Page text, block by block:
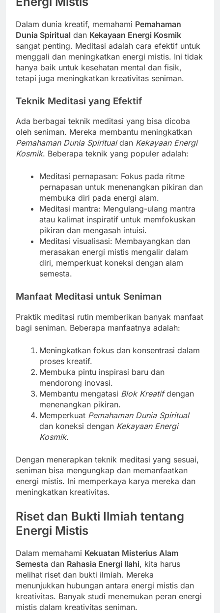
Dalam dunia kreatif, memahami Pemahaman
Dunia Spiritual dan Kekayaan Energi Kosmik
sangat penting. Meditasi adalah cara efektif untuk
menggali dan meningkatkan energi mistis. Ini tidak
hanya baik untuk kesehatan mental dan fisik,
tetapi juga meningkatkan kreativitas seniman.
Teknik Meditasi yang Efektif
Ada berbagai teknik meditasi yang bisa dicoba
oleh seniman. Mereka membantu meningkatkan
Pemahaman Dunia Spiritualdan Kekayaan Energi
Kosmik. Beberapa teknik yang populer adalah:
Meditasi pernapasan: Fokus pada ritme
pernapasan untuk menenangkan pikiran dan
membuka diri pada energi alam.
Meditasi mantra: Mengulang-ulang mantra
atau kalimat inspiratif untuk memfokuskan
pikiran dan mengasah intuisi.
Meditasi visualisasi: Membayangkan dan
merasakan energi mistis mengalir dalam
diri, memperkuat koneksi dengan alam
semesta.
Manfaat Meditasi untuk Seniman
Praktik meditasi rutin memberikan banyak manfaat
bagi seniman. Beberapa manfaatnya adalah:
Meningkatkan fokus dan konsentrasi dalam
proses kreatif.
Membuka pintu inspirasi baru dan
mendorong inovasi.
Membantu mengatasi Blok Kreatifdengan
menenangkan pikiran.
Memperkuat Pemahaman Dunia Spiritual
dan koneksi dengan Kekayaan Energi
Kosmik.
Dengan menerapkan teknik meditasi yang sesuai,
seniman bisa mengungkap dan memanfaatkan
energi mistis. Ini memperkaya karya mereka dan
meningkatkan kreativitas.
Riset dan Bukti Ilmiah tentang
Energi Mistis
Dalam memahami Kekuatan Misterius Alam
Semesta dan Rahasia Energi Ilahi, kita harus
melihat riset dan bukti ilmiah. Mereka
menunjukkan hubungan antara energi mistis dan
kreativitas. Banyak studi menemukan peran energi
mistis dalam kreativitas seniman.